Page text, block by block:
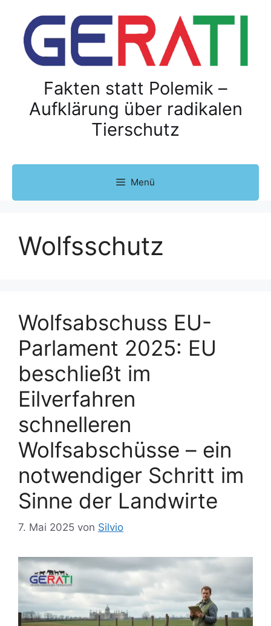
Fakten statt Polemik –
Aufklärung über radikalen
Tierschutz
Menü
Wolfsschutz
Wolfsabschuss EU-
Parlament 2025: EU
beschließt im
Eilverfahren
schnelleren
Wolfsabschüsse – ein
notwendiger Schritt im
Sinne der Landwirte
7. Mai 2025 von Silvio